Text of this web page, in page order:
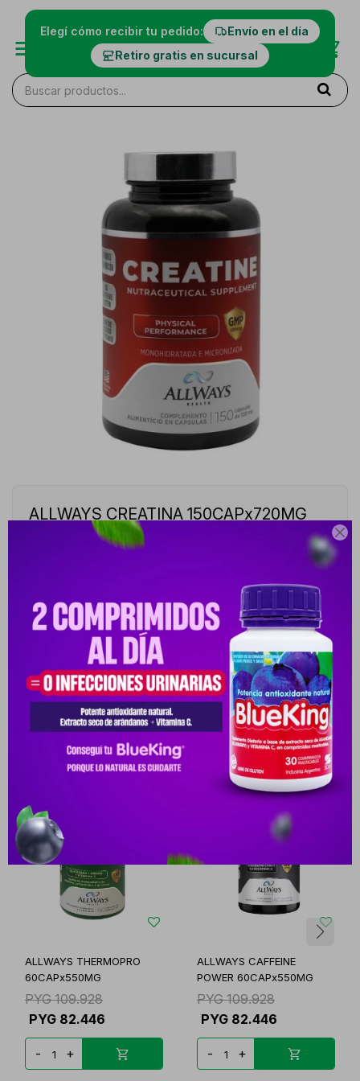

Elegí cómo recibir tu pedido:
Envío en el día
Retiro gratis en sucursal
ALLWAYS CREATINA 150CAPx720MG
10032985-10032985
CREATINA ALLWAYS 720MG - FRASCO DE 150 CAPSULAS
Este artículo está agotado.
Productos que te pueden interesar
ALLWAYS THERMOPRO
60CAPx550MG
PYG 109.928
PYG 82.446
- +
ALLWAYS CAFFEINE
POWER 60CAPx550MG
PYG 109.928
PYG 82.446
- +